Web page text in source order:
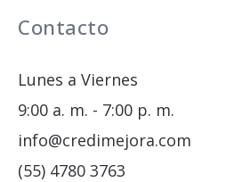
Contacto
Lunes a Viernes
9:00 a. m. - 7:00 p. m.
info@credimejora.com
(55) 4780 3763